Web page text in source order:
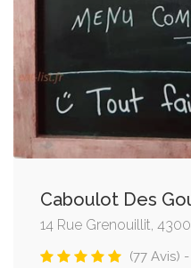
Caboulot Des
14 Rue Grenouillit,
(77 Avis) -